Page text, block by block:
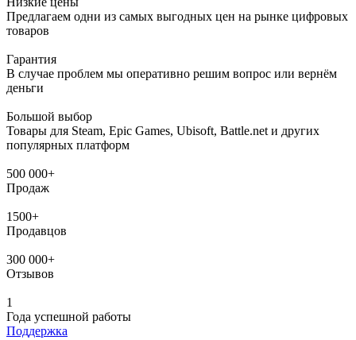
Предлагаем одни из самых выгодных цен на рынке цифровых
товаров
Гарантия
В случае проблем мы оперативно решим вопрос или вернём
деньги
Большой выбор
Товары для Steam, Epic Games, Ubisoft, Battle.net и других
популярных платформ
500 000+
Продаж
1500+
Продавцов
300 000+
Отзывов
1
Года успешной работы
Поддержка